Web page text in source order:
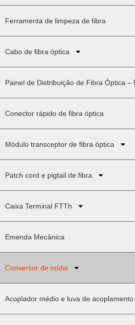
Ferramenta de limpeza de fibra
Cabo de fibra óptica
Painel de Distribuição de Fibra Óptica –
Conector rápido de fibra óptica
Módulo transceptor de fibra óptica
Patch cord e pigtail de fibra
Caixa Terminal FTTh
Emenda Mecânica
Conversor de mídia
Acoplador médio e luva de